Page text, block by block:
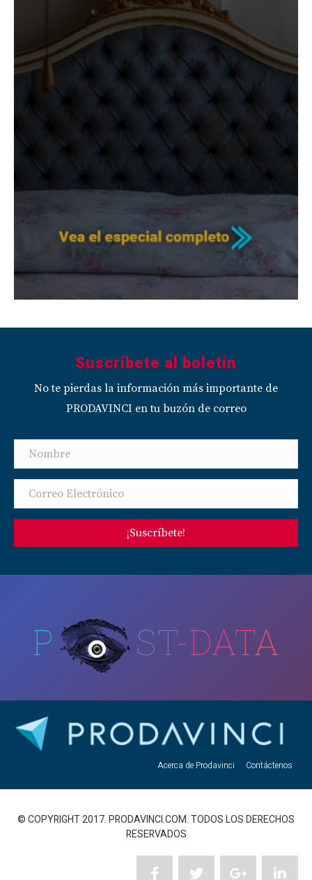
Suscríbete al boletín
No te pierdas la información más importante de
PRODAVINCI en tu buzón de correo
¡Suscríbete!
P ST-DATA
Acerca de Prodavinci Contáctenos
© COPYRIGHT 2017. PRODAVINCI.COM. TODOS LOS DERECHOS
RESERVADOS